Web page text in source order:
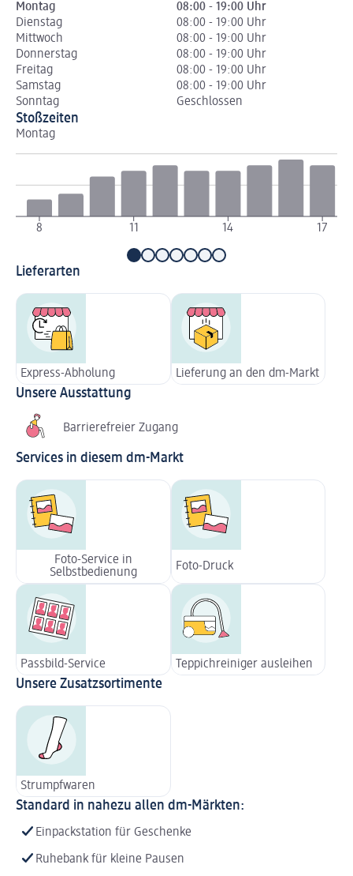
Montag
08:00 - 19:00 Uhr
Dienstag
08:00 - 19:00 Uhr
Mittwoch
08:00 - 19:00 Uhr
Donnerstag
08:00 - 19:00 Uhr
Freitag
08:00 - 19:00 Uhr
Samstag
08:00 - 19:00 Uhr
Sonntag
Geschlossen
Stoßzeiten
Montag
8 11 14 17
Lieferarten
Express-Abholung Lieferung an den dm-Markt
Unsere Ausstattung
Barrierefreier Zugang
Services in diesem dm-Markt
Foto-Service in
Selbstbedienung
Foto-Druck
Passbild-Service Teppichreiniger ausleihen
Unsere Zusatzsortimente
Strumpfwaren
Standard in nahezu allen dm-Märkten:
Einpackstation für Geschenke
Ruhebank für kleine Pausen